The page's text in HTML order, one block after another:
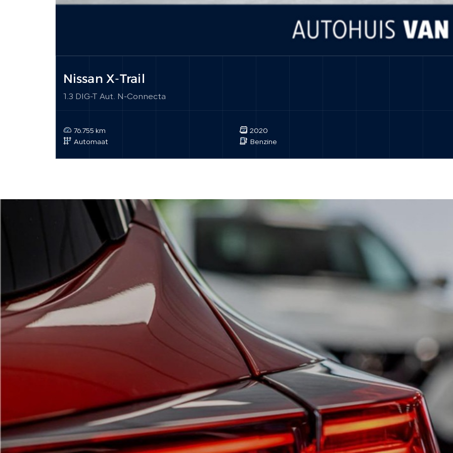
Nissan X-Trail
1.3 DIG-T Aut. N-Connecta
76.755 km
2020
Automaat
Benzine